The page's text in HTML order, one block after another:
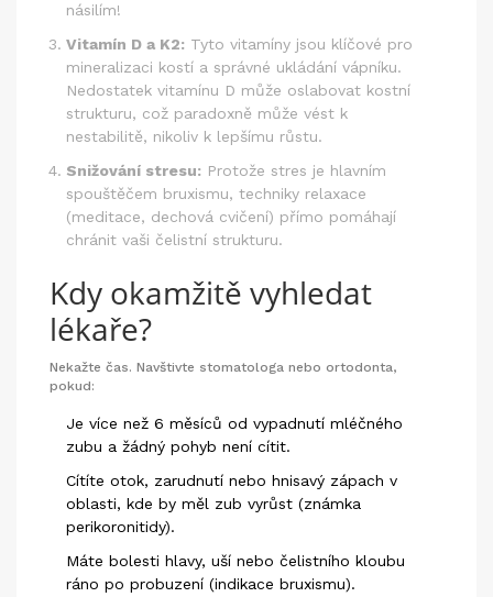
násilím!
Vitamín D a K2: Tyto vitamíny jsou klíčové pro
mineralizaci kostí a správné ukládání vápníku.
Nedostatek vitamínu D může oslabovat kostní
strukturu, což paradoxně může vést k
nestabilitě, nikoliv k lepšímu růstu.
Snižování stresu: Protože stres je hlavním
spouštěčem bruxismu, techniky relaxace
(meditace, dechová cvičení) přímo pomáhají
chránit vaši čelistní strukturu.
Kdy okamžitě vyhledat
lékaře?
Nekažte čas. Navštivte stomatologa nebo ortodonta,
pokud:
Je více než 6 měsíců od vypadnutí mléčného
zubu a žádný pohyb není cítit.
Cítíte otok, zarudnutí nebo hnisavý zápach v
oblasti, kde by měl zub vyrůst (známka
perikoronitidy).
Máte bolesti hlavy, uší nebo čelistního kloubu
ráno po probuzení (indikace bruxismu).